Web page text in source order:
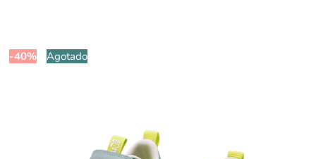
-40% Agotado